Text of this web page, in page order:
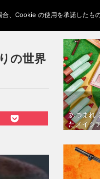
の世界
あつまれ
たメイク
、Cookie の使用を承諾したも